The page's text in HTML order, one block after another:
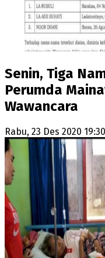
Senin, Tiga
Perumda
Wawancara
Rabu, 23 Des 2020